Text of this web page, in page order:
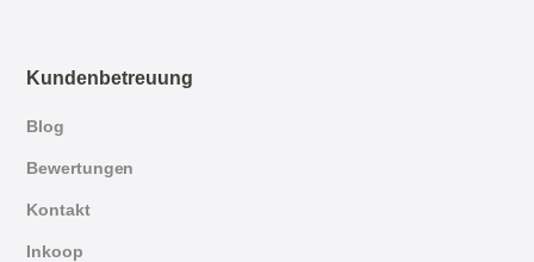
Kundenbetreuung
Blog
Bewertungen
Kontakt
Inkoop